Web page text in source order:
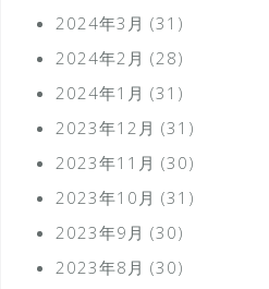
2024年3月 (31)
2024年2月 (28)
2024年1月 (31)
2023年12月 (31)
2023年11月 (30)
2023年10月 (31)
2023年9月 (30)
2023年8月 (30)